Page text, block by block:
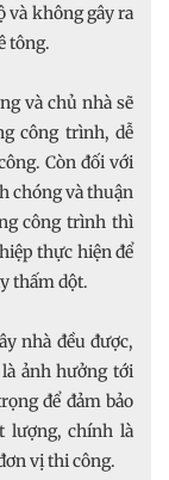
và không gây ra
tông.
và chủ nhà sẽ
công trình, dễ
Còn đối với
chóng và thuận
công trình thì
thực hiện để
thấm dột.
nhà đều được,
ảnh hưởng tới
để đảm bảo
lượng, chính là
vị thi công.